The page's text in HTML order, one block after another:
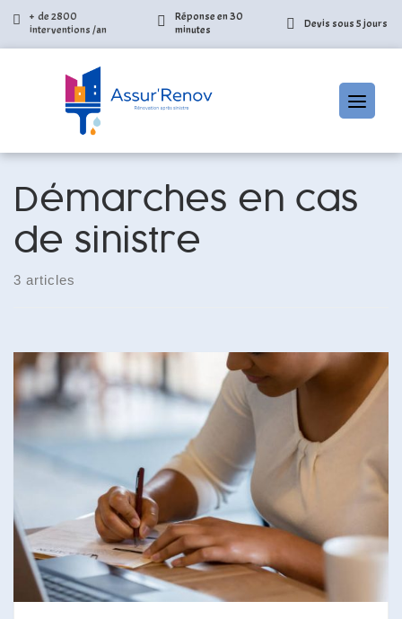
Skip
content
+ de 2800
interventions /an
Réponse en 30
minutes
Devis sous 5 jours
Démarches en cas
de sinistre
3 articles